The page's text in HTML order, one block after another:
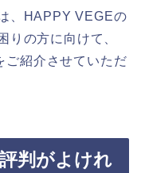
、HAPPY VEGEの
りの方に向けて、
ご紹介させていただ
判がよけれ